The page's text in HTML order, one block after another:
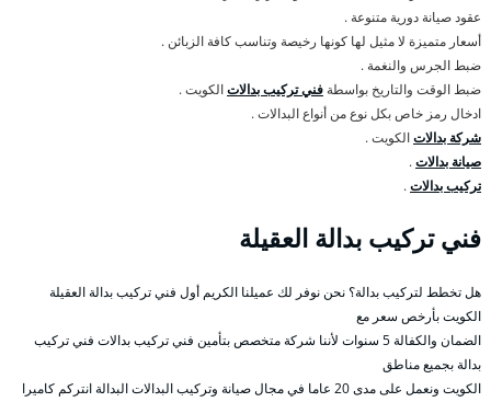
عقود صيانة دورية متنوعة .
أسعار متميزة لا مثيل لها كونها رخيصة وتناسب كافة الزبائن .
ضبط الجرس والنغمة .
ضبط الوقت والتاريخ بواسطة فني تركيب بدالاتالكويت .
ادخال رمز خاص بكل نوع من أنواع البدالات .
شركة بدالاتالكويت .
صيانة بدالات.
تركيب بدالات.
فني تركيب بدالة العقيلة
هل تخطط لتركيب بدالة؟ نحن نوفر لك عميلنا الكريم أول فني تركيب بدالة العقيلة
الكويت بأرخص سعر مع
الضمان والكفالة 5 سنوات لأننا شركة متخصص بتأمين فني تركيب بدالات فني تركيب
بدالة بجميع مناطق
الكويت ونعمل على مدى 20 عاما في مجال صيانة وتركيب البدالات البدالة انتركم كاميرا